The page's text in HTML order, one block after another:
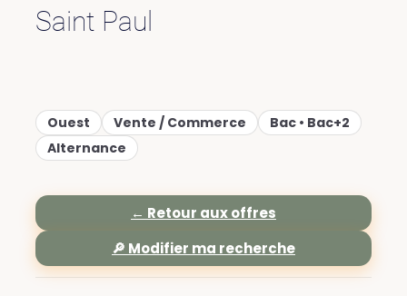
Saint Paul
Ouest Vente / Commerce
Bac • Bac+2
Alternance
← Retour aux offres
🔎 Modifier ma recherche